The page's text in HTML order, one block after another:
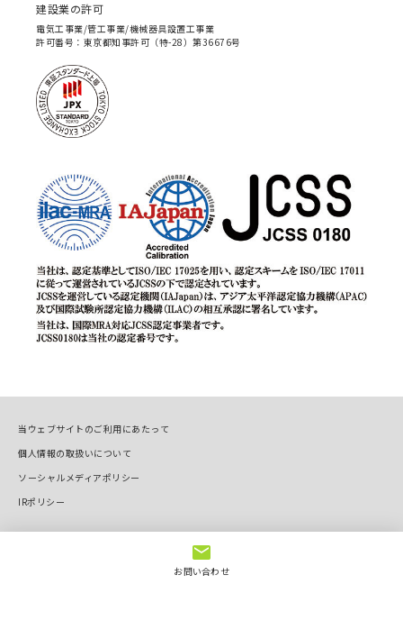
お問い合わせ
建設業の許可
電気工事業/管工事業/機械器具設置工事業
許可番号：東京都知事許可（特-28）第36676号
当ウェブサイトのご利用にあたって
個人情報の取扱いについて
ソーシャルメディアポリシー
IRポリシー
Copyright © OVAL Corp. All Rights Reserved.